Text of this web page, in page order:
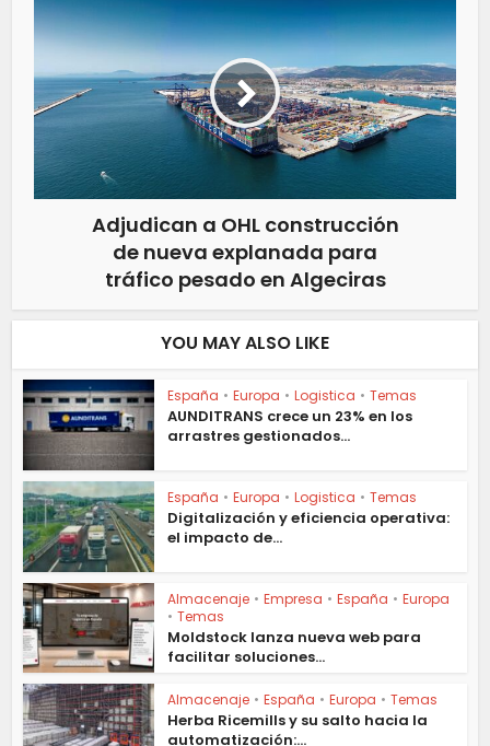
Adjudican a OHL construcción
de nueva explanada para
tráfico pesado en Algeciras
YOU MAY ALSO LIKE
España • Europa • Logistica • Temas
AUNDITRANS crece un 23% en los
arrastres gestionados...
España • Europa • Logistica • Temas
Digitalización y eficiencia operativa:
el impacto de...
Almacenaje • Empresa • España • Europa
• Temas
Moldstock lanza nueva web para
facilitar soluciones...
Almacenaje • España • Europa • Temas
Herba Ricemills y su salto hacia la
automatización:...